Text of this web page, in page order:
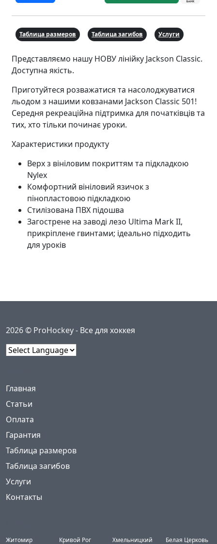
Таблица размеров Таблица загибов Услуги
Представляємо нашу НОВУ лінійку Jackson Classic.
Доступна якість.
Приготуйтеся розважатися та насолоджуватися
льодом з нашими ковзанами Jackson Classic 501!
Середня рекреаційна підтримка для початківців та
тих, хто тільки починає уроки.
Характеристики продукту
Верх з вініловим покриттям та підкладкою
Nylex
Комфортний вініловий язичок з
пінопластовою підкладкою
Стилізована ПВХ підошва
Загострене на заводі лезо Ultima Mark II,
прикріплене гвинтами; ідеально підходить
для уроків
2026 © ProHockey - Все для хоккея
Главная
Статьи
Оплата
Гарантия
Таблица размеров
Таблица загибов
Услуги
Контакты
Житомир Кривой Рог Хмельницкий Белая Церковь